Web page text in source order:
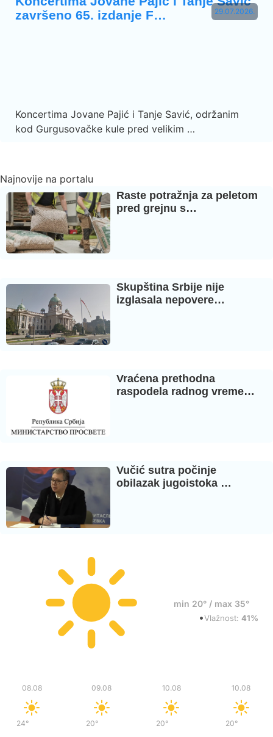
29.07.2026.
završeno 65. izdanje F…
Koncertima Jovane Pajić i Tanje Savić, održanim
kod Gurgusovačke kule pred velikim …
Najnovije na portalu
Raste potražnja za peletom
pred grejnu s…
Skupština Srbije nije
izglasala nepovere…
Vraćena prethodna
raspodela radnog vreme…
Vučić sutra počinje
obilazak jugoistoka …
min 20° / max 35°
•Vlažnost:41%
08.08
24°/
09.08
20°/
10.08
20°/
10.08
20°